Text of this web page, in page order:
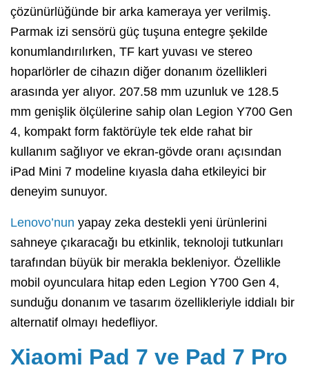
çözünürlüğünde bir arka kameraya yer verilmiş.
Parmak izi sensörü güç tuşuna entegre şekilde
konumlandırılırken, TF kart yuvası ve stereo
hoparlörler de cihazın diğer donanım özellikleri
arasında yer alıyor. 207.58 mm uzunluk ve 128.5
mm genişlik ölçülerine sahip olan Legion Y700 Gen
4, kompakt form faktörüyle tek elde rahat bir
kullanım sağlıyor ve ekran-gövde oranı açısından
iPad Mini 7 modeline kıyasla daha etkileyici bir
deneyim sunuyor.
Lenovo’nun yapay zeka destekli yeni ürünlerini
sahneye çıkaracağı bu etkinlik, teknoloji tutkunları
tarafından büyük bir merakla bekleniyor. Özellikle
mobil oyunculara hitap eden Legion Y700 Gen 4,
sunduğu donanım ve tasarım özellikleriyle iddialı bir
alternatif olmayı hedefliyor.
Xiaomi Pad 7 ve Pad 7 Pro